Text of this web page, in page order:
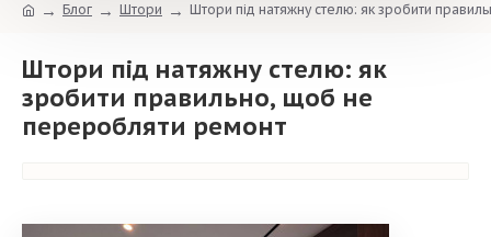
Блог Штори Штори під натяжну стелю: як зробити
Штори під натяжну стелю: як
зробити правильно, щоб не
переробляти ремонт